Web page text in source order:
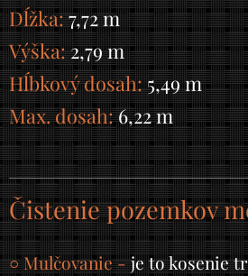
Dĺžka:7,72 m
Výška:2,79 m
Hĺbkový dosah:5,49 m
Max. dosah:6,22 m
Čistenie pozemkov
○ Mulčovanie -je to kosenie